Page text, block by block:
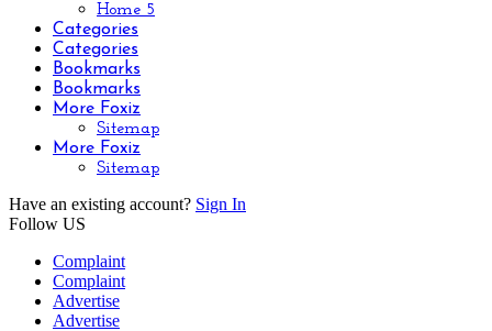
Home 5
Categories
Categories
Bookmarks
Bookmarks
More Foxiz
Sitemap
More Foxiz
Sitemap
Have an existing account? Sign In
Follow US
Complaint
Complaint
Advertise
Advertise